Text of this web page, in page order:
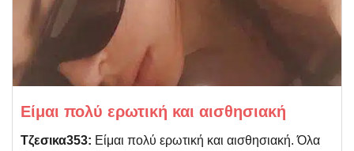
Είμαι πολύ ερωτική και αισθησιακή
Τζεσικα353: Είμαι πολύ ερωτική και αισθησιακή. Όλα